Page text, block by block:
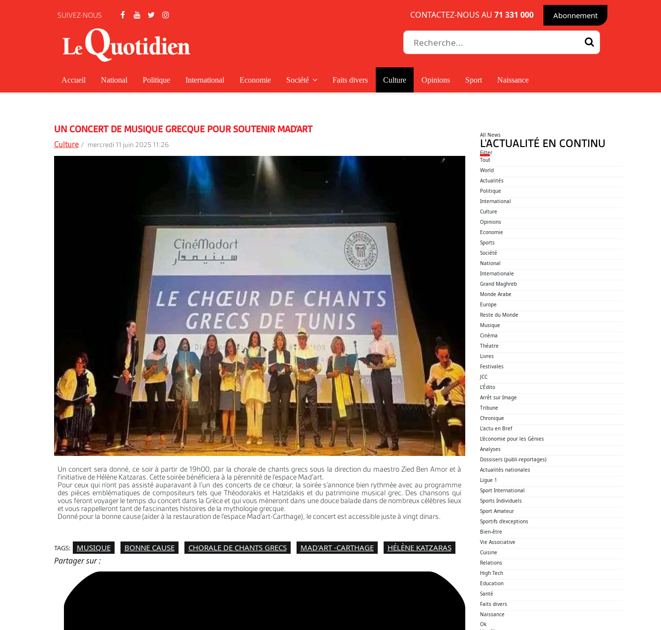
SUIVEZ-NOUS CONTACTEZ-NOUS AU 71 331 000 Abonnement
Accueil National Politique International Economie Société Faits divers Culture Opinions Sport Naissance
UN CONCERT DE MUSIQUE GRECQUE POUR SOUTENIR MAD’ART
Culture mercredi 11 juin 2025 11:26
Un concert sera donné, ce soir à partir de 19h00, par la chorale de chants grecs sous la direction du maestro Zied Ben Amor et à
l'initiative de Hélène Katzaras. Cette soirée bénéficiera à la pérennité de l’espace Mad'art.
Pour ceux qui n’ont pas assisté auparavant à l’un des concerts de ce chœur, la soirée s’annonce bien rythmée avec au programme
des pièces emblématiques de compositeurs tels que Théodorakis et Hatzidakis et du patrimoine musical grec. Des chansons qui
vous feront voyager le temps du concert dans la Grèce et qui vous mèneront dans une douce balade dans de nombreux célèbres lieux
et vous rappelleront tant de fascinantes histoires de la mythologie grecque.
Donné pour la bonne cause (aider à la restauration de l’espace Mad’art-Carthage), le concert est accessible juste à vingt dinars.
TAGS: MUSIQUE BONNE CAUSE CHORALE DE CHANTS GRECS MAD'ART -CARTHAGE HÉLÈNE KATZARAS
Partager sur :
All News
L’ACTUALITÉ EN CONTINU
Filter
Tout
World
Actualités
Politique
International
Culture
Opinions
Economie
Sports
Société
National
Internationale
Grand Maghreb
Monde Arabe
Europe
Reste du Monde
Musique
Cinèma
Théatre
Livres
Festivales
JCC
L’Édito
Arrêt sur Image
Tribune
Chronique
L'actu en Bref
L'économie pour les Génies
Analyses
Dossisers (publi-reportages)
Actualités nationales
Ligue 1
Sport International
Sports Individuels
Sport Amateur
Sportifs d'exceptions
Bien-être
Vie Associative
Cuisine
Relations
High Tech
Education
Santé
Faits divers
Naissance
Ok